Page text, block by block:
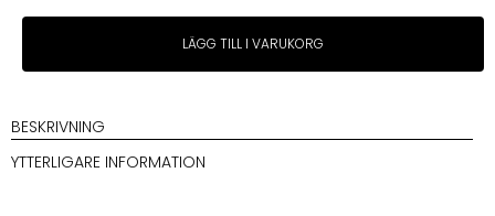
Muffin
Berry
väska
mängd
LÄGG TILL I VARUKORG
BESKRIVNING
YTTERLIGARE INFORMATION